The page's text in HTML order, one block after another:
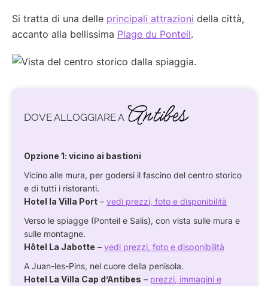
Si tratta di una delle principali attrazioni della città,
accanto alla bellissima Plage du Ponteil.
DOVE ALLOGGIARE A Antibes
Opzione 1: vicino ai bastioni
Vicino alle mura, per godersi il fascino del centro storico
e di tutti i ristoranti.
Hotel la Villa Port – vedi prezzi, foto e disponibilità
Verso le spiagge (Ponteil e Salis), con vista sulle mura e
sulle montagne.
Hôtel La Jabotte – vedi prezzi, foto e disponibilità
A Juan-les-Pins, nel cuore della penisola.
Hotel La Villa Cap d’Antibes – prezzi, immagini e